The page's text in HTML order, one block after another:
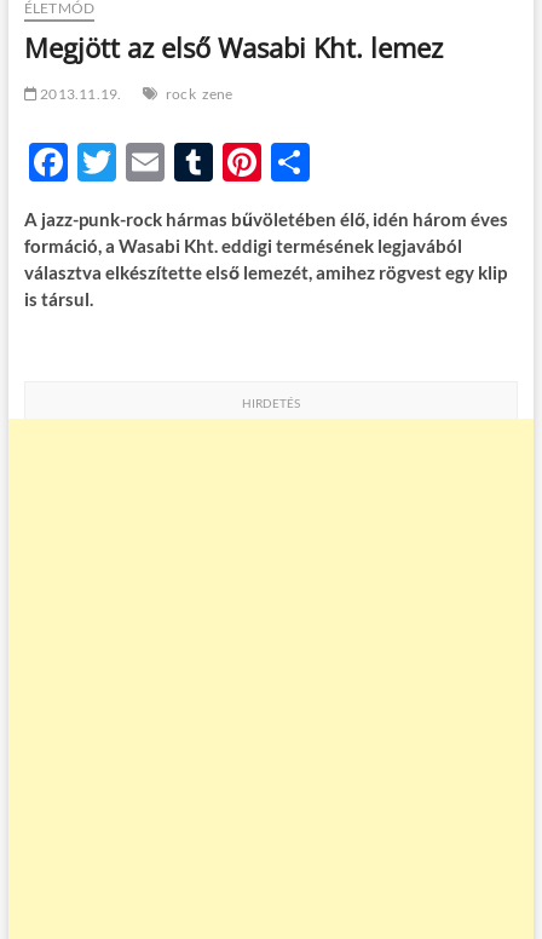
ÉLETMÓD
Megjött az első Wasabi Kht. lemez
2013.11.19. rock zene
F
e
b
o
T
itt
er
E
m
ail
T
u
m
bl
Pi
nt
er
es
O
za
m
A jazz-punk-rock hármas bűvöletében élő, idén három éves
formáció, a Wasabi Kht. eddigi termésének legjavából
választva elkészítette első lemezét, amihez rögvest egy klip
is társul.
HIRDETÉS